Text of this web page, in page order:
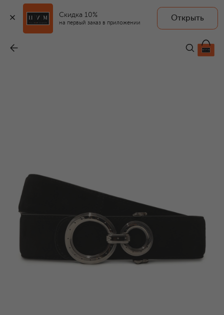
Скидка 10%
на первый заказ в приложении
Открыть
99 500 ₽